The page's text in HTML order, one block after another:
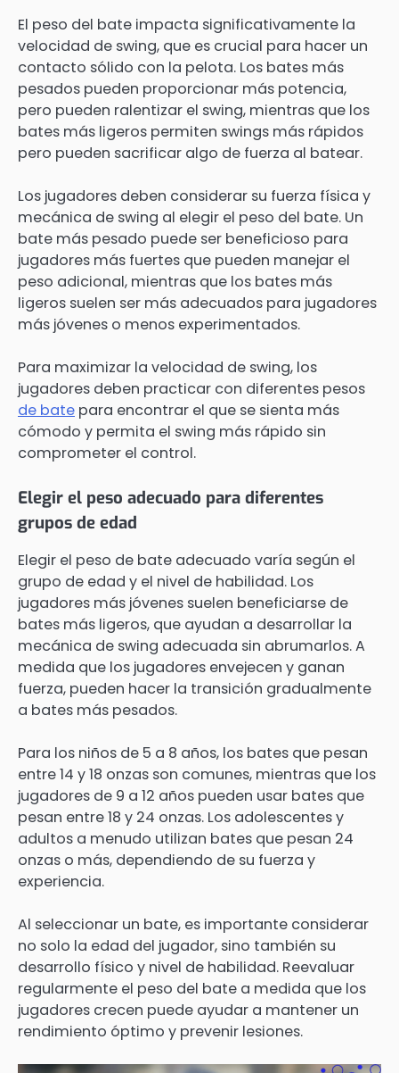
El peso del bate impacta significativamente la
velocidad de swing, que es crucial para hacer un
contacto sólido con la pelota. Los bates más
pesados pueden proporcionar más potencia,
pero pueden ralentizar el swing, mientras que los
bates más ligeros permiten swings más rápidos
pero pueden sacrificar algo de fuerza al batear.
Los jugadores deben considerar su fuerza física y
mecánica de swing al elegir el peso del bate. Un
bate más pesado puede ser beneficioso para
jugadores más fuertes que pueden manejar el
peso adicional, mientras que los bates más
ligeros suelen ser más adecuados para jugadores
más jóvenes o menos experimentados.
Para maximizar la velocidad de swing, los
jugadores deben practicar con diferentes pesos
de bate para encontrar el que se sienta más
cómodo y permita el swing más rápido sin
comprometer el control.
Elegir el peso adecuado para diferentes
grupos de edad
Elegir el peso de bate adecuado varía según el
grupo de edad y el nivel de habilidad. Los
jugadores más jóvenes suelen beneficiarse de
bates más ligeros, que ayudan a desarrollar la
mecánica de swing adecuada sin abrumarlos. A
medida que los jugadores envejecen y ganan
fuerza, pueden hacer la transición gradualmente
a bates más pesados.
Para los niños de 5 a 8 años, los bates que pesan
entre 14 y 18 onzas son comunes, mientras que los
jugadores de 9 a 12 años pueden usar bates que
pesan entre 18 y 24 onzas. Los adolescentes y
adultos a menudo utilizan bates que pesan 24
onzas o más, dependiendo de su fuerza y
experiencia.
Al seleccionar un bate, es importante considerar
no solo la edad del jugador, sino también su
desarrollo físico y nivel de habilidad. Reevaluar
regularmente el peso del bate a medida que los
jugadores crecen puede ayudar a mantener un
rendimiento óptimo y prevenir lesiones.